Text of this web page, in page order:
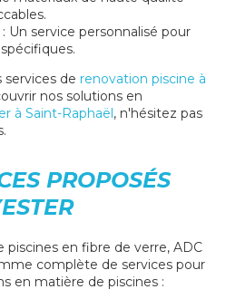
: Un service personnalisé pour
services de renovation piscine à
nos solutions en
à Saint-Raphaël, n'hésitez pas
PROPOSÉS
piscines en fibre de verre, ADC
complète de services pour
en matière de piscines :